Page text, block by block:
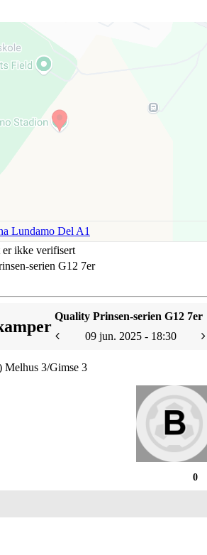
Lundamo Del A1
er ikke verifisert
serien G12 7er
Quality Prinsen-serien G12 7er
09 jun. 2025 - 18:30
3/Gimse 3
0